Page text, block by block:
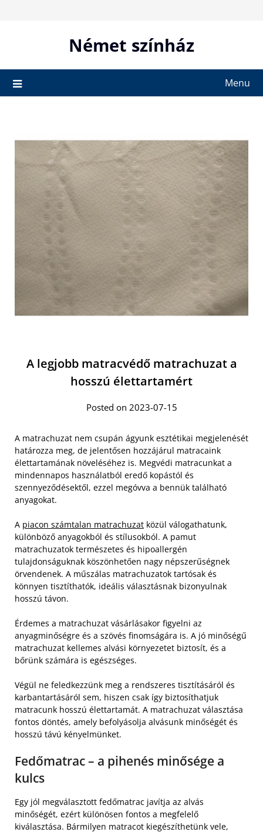
Német színház
Menu
A legjobb matracvédő matrachuzat a
hosszú élettartamért
Posted on 2023-07-15
A matrachuzat nem csupán ágyunk esztétikai megjelenését
határozza meg, de jelentősen hozzájárul matracaink
élettartamának növeléséhez is. Megvédi matracunkat a
mindennapos használatból eredő kopástól és
szennyeződésektől, ezzel megóvva a bennük található
anyagokat.
A piacon számtalan matrachuzat közül válogathatunk,
különböző anyagokból és stílusokból. A pamut
matrachuzatok természetes és hipoallergén
tulajdonságuknak köszönhetően nagy népszerűségnek
örvendenek. A műszálas matrachuzatok tartósak és
könnyen tisztíthatók, ideális választásnak bizonyulnak
hosszú távon.
Érdemes a matrachuzat vásárlásakor figyelni az
anyagminőségre és a szövés finomságára is. A jó minőségű
matrachuzat kellemes alvási környezetet biztosít, és a
bőrünk számára is egészséges.
Végül ne feledkezzünk meg a rendszeres tisztításáról és
karbantartásáról sem, hiszen csak így biztosíthatjuk
matracunk hosszú élettartamát. A matrachuzat választása
fontos döntés, amely befolyásolja alvásunk minőségét és
hosszú távú kényelmünket.
Fedőmatrac – a pihenés minősége a
kulcs
Egy jól megválasztott fedőmatrac javítja az alvás
minőségét, ezért különösen fontos a megfelelő
kiválasztása. Bármilyen matracot kiegészíthetünk vele,